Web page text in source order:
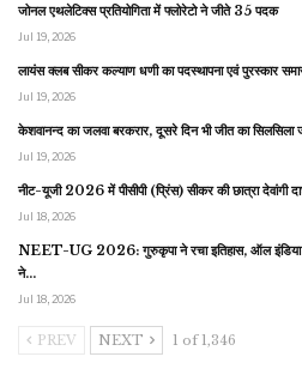
जोनल एथलेटिक्स प्रतियोगिता में फ्लोरेटो ने जीते 35 पदक
Jul 19, 2026
लायंस क्लब सीकर कल्याण धणी का पदस्थापना एवं पुरस्कार
Jul 19, 2026
केशवानन्द का जलवा बरकरार, दूसरे दिन भी जीत का सिलसिला
Jul 19, 2026
नीट-यूजी 2026 में पीसीपी (प्रिंस) सीकर की छात्रा देवांगी
Jul 18, 2026
NEET-UG 2026: गुरुकृपा ने रचा इतिहास, ऑल
ने…
Jul 18, 2026
PREV NEXT 1 of 1,346